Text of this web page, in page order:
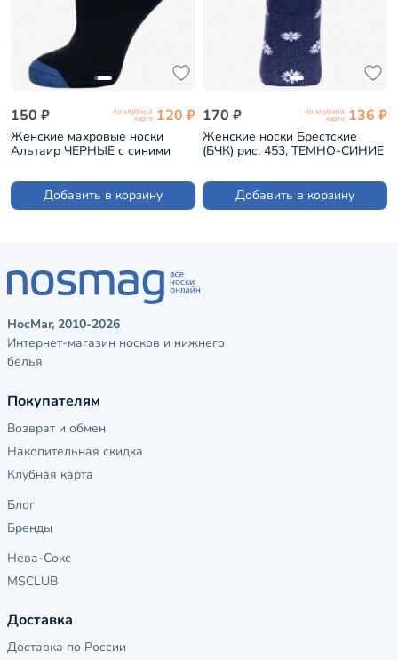
150 ₽ по клубной
карте 120 ₽
Женские махровые носки
Альтаир ЧЕРНЫЕ с синими
Добавить в корзину
170 ₽ по клубной
карте 136 ₽
Женские носки Брестские
(БЧК) рис. 453, ТЕМНО-СИНИЕ
Добавить в корзину
НосМаг, 2010-2026
Интернет-магазин носков и нижнего
белья
Покупателям
Возврат и обмен
Накопительная скидка
Клубная карта
Блог
Бренды
Нева-Сокс
MSCLUB
Доставка
Доставка по России